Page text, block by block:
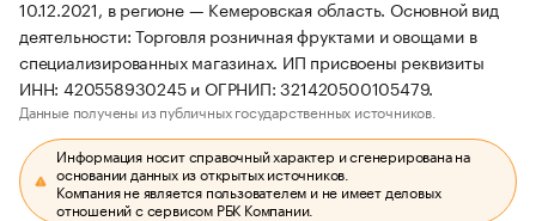
10.12.2021, в регионе — Кемеровская область. Основной вид
деятельности: Торговля розничная фруктами и овощами в
специализированных магазинах. ИП присвоены реквизиты
ИНН: 420558930245 и ОГРНИП: 321420500105479.
Данные получены из публичных государственных источников.
Информация носит справочный характер и сгенерирована на
основании данных из открытых источников.
Компания не является пользователем и не имеет деловых
отношений с сервисом РБК Компании.